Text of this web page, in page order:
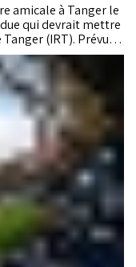
amicale à Tanger le
qui devrait mettre
(IRT). Prévu au
de prestige s'inscrit
club catalan avant
nombreux
le Barça ne s'est
déjà comme l'un des
ville du Détroit.